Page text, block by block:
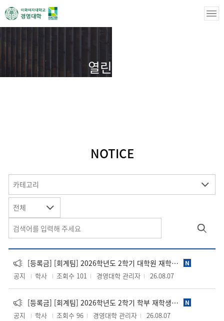
열린마당
NOTICE
카테고리
전체
[등록금] [회계팀] 2026학년도 2학기 대학원 재학생 등록금 납부 안내 N
공지 학사 조회수 101 경영대학 관리자 26.08.07
[등록금] [회계팀] 2026학년도 2학기 학부 재학생 등록금 납부 안내 N
공지 학사 조회수 96 경영대학 관리자 26.08.07